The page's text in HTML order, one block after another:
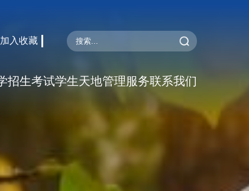
加入收藏
招生考试学生天地管理服务联系我们